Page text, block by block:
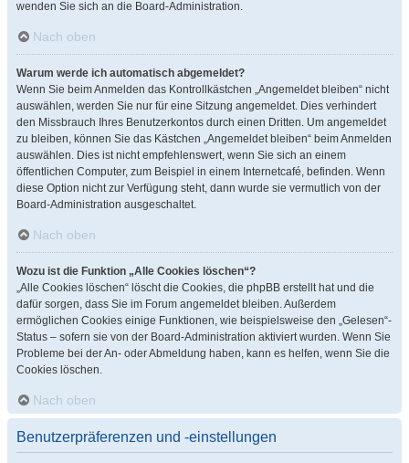
wenden Sie sich an die Board-Administration.
Nach oben
Warum werde ich automatisch abgemeldet?
Wenn Sie beim Anmelden das Kontrollkästchen „Angemeldet bleiben“ nicht
auswählen, werden Sie nur für eine Sitzung angemeldet. Dies verhindert
den Missbrauch Ihres Benutzerkontos durch einen Dritten. Um angemeldet
zu bleiben, können Sie das Kästchen „Angemeldet bleiben“ beim Anmelden
auswählen. Dies ist nicht empfehlenswert, wenn Sie sich an einem
öffentlichen Computer, zum Beispiel in einem Internetcafé, befinden. Wenn
diese Option nicht zur Verfügung steht, dann wurde sie vermutlich von der
Board-Administration ausgeschaltet.
Nach oben
Wozu ist die Funktion „Alle Cookies löschen“?
„Alle Cookies löschen“ löscht die Cookies, die phpBB erstellt hat und die
dafür sorgen, dass Sie im Forum angemeldet bleiben. Außerdem
ermöglichen Cookies einige Funktionen, wie beispielsweise den „Gelesen“-
Status – sofern sie von der Board-Administration aktiviert wurden. Wenn Sie
Probleme bei der An- oder Abmeldung haben, kann es helfen, wenn Sie die
Cookies löschen.
Nach oben
Benutzerpräferenzen und -einstellungen